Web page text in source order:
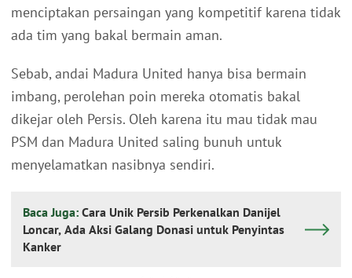
menciptakan persaingan yang kompetitif karena tidak
ada tim yang bakal bermain aman.
Sebab, andai Madura United hanya bisa bermain
imbang, perolehan poin mereka otomatis bakal
dikejar oleh Persis. Oleh karena itu mau tidak mau
PSM dan Madura United saling bunuh untuk
menyelamatkan nasibnya sendiri.
Baca Juga: Cara Unik Persib Perkenalkan Danijel
Loncar, Ada Aksi Galang Donasi untuk Penyintas
Kanker